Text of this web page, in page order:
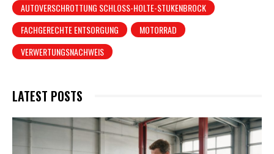
AUTOVERSCHROTTUNG SCHLOSS-HOLTE-STUKENBROCK
FACHGERECHTE ENTSORGUNG
MOTORRAD
VERWERTUNGSNACHWEIS
LATEST POSTS